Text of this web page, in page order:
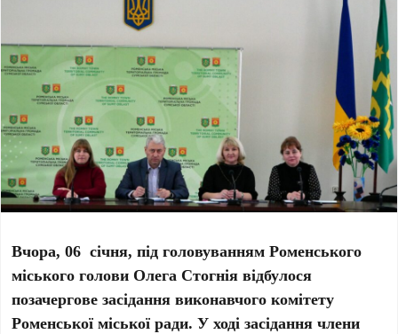
Вчора, 06 січня, під головуванням Роменського
міського голови Олега Стогнія відбулося
позачергове засідання виконавчого комітету
Роменської міської ради. У ході засідання члени